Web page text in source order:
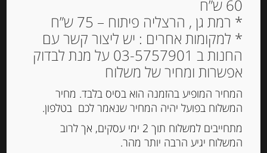
₪ 32.00
הוספה לסל
מק"ט:8036622240687
קטגוריה:שמן וחומץ
60 ש”ח
* רמת גן , הרצליה פיתוח – 75 ש”ח
* למקומות אחרים : יש ליצור קשר עם
החנות ב 03-5757901 על מנת לבדוק
אפשרות ומחיר של משלוח
המחיר המופיע בהזמנה הוא בסיס בלבד. מחיר
המשלוח בפועל יהיה המחיר שנאמר לכם בטלפון.
מתחייבים למשלוח תוך 2 ימי עסקים, אך לרוב
המשלוח יגיע הרבה יותר מהר.